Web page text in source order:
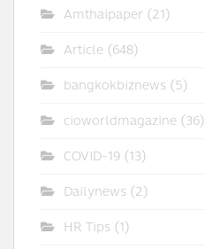
Amthaipaper (21)
Article (648)
bangkokbiznews (5)
cioworldmagazine (36)
COVID-19 (13)
Dailynews (2)
HR Tips (1)